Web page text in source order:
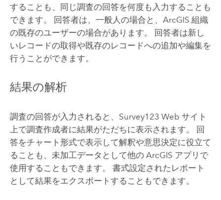
することも、同じ調査の回答を何度も入力することも
できます。 回答者は、一般人の場合と、ArcGIS 組織
の既存のユーザーの場合があります。 回答者は新し
いレコードの取得や既存のレコードへの追加や編集を
行うことができます。
結果の解析
調査の回答が入力されると、 Survey123 Web サイト
上で調査作成者に結果がただちに表示されます。 回
答をチャート形式で表示して解釈や意思決定に役立て
ることも、未加工データとして他の ArcGIS アプリで
使用することもできます。 書式設定されたレポート
として結果をエクスポートすることもできます。